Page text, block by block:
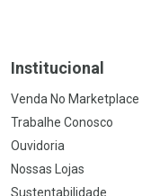
Institucional
Venda No Marketplace
Trabalhe Conosco
Ouvidoria
Nossas Lojas
Sustentabilidade